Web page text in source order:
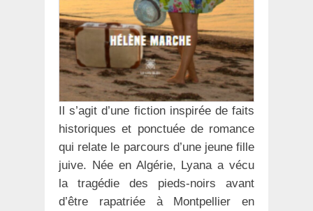
Il s’agit d’une fiction inspirée de faits
historiques et ponctuée de romance
qui relate le parcours d’une jeune fille
juive. Née en Algérie, Lyana a vécu
la tragédie des pieds-noirs avant
d’être rapatriée à Montpellier en